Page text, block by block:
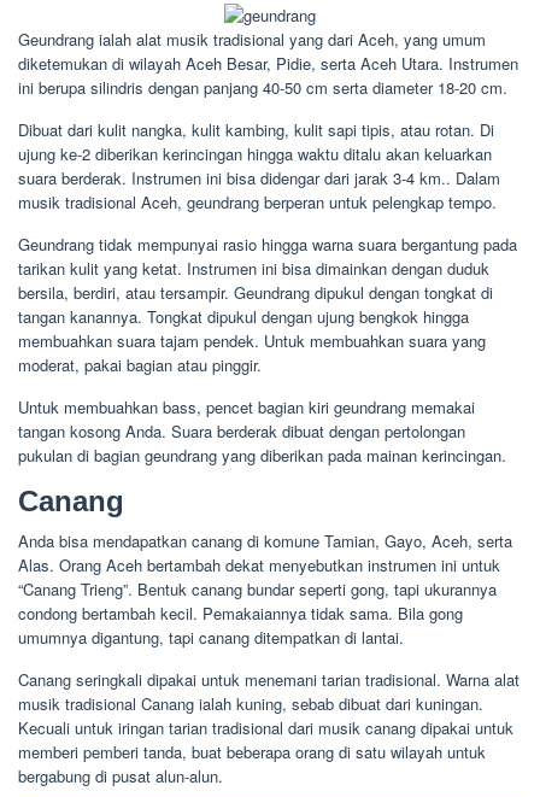
Geundrang ialah alat musik tradisional yang dari Aceh, yang umum
diketemukan di wilayah Aceh Besar, Pidie, serta Aceh Utara. Instrumen
ini berupa silindris dengan panjang 40-50 cm serta diameter 18-20 cm.
Dibuat dari kulit nangka, kulit kambing, kulit sapi tipis, atau rotan. Di
ujung ke-2 diberikan kerincingan hingga waktu ditalu akan keluarkan
suara berderak. Instrumen ini bisa didengar dari jarak 3-4 km.. Dalam
musik tradisional Aceh, geundrang berperan untuk pelengkap tempo.
Geundrang tidak mempunyai rasio hingga warna suara bergantung pada
tarikan kulit yang ketat. Instrumen ini bisa dimainkan dengan duduk
bersila, berdiri, atau tersampir. Geundrang dipukul dengan tongkat di
tangan kanannya. Tongkat dipukul dengan ujung bengkok hingga
membuahkan suara tajam pendek. Untuk membuahkan suara yang
moderat, pakai bagian atau pinggir.
Untuk membuahkan bass, pencet bagian kiri geundrang memakai
tangan kosong Anda. Suara berderak dibuat dengan pertolongan
pukulan di bagian geundrang yang diberikan pada mainan kerincingan.
Canang
Anda bisa mendapatkan canang di komune Tamian, Gayo, Aceh, serta
Alas. Orang Aceh bertambah dekat menyebutkan instrumen ini untuk
“Canang Trieng”. Bentuk canang bundar seperti gong, tapi ukurannya
condong bertambah kecil. Pemakaiannya tidak sama. Bila gong
umumnya digantung, tapi canang ditempatkan di lantai.
Canang seringkali dipakai untuk menemani tarian tradisional. Warna alat
musik tradisional Canang ialah kuning, sebab dibuat dari kuningan.
Kecuali untuk iringan tarian tradisional dari musik canang dipakai untuk
memberi pemberi tanda, buat beberapa orang di satu wilayah untuk
bergabung di pusat alun-alun.